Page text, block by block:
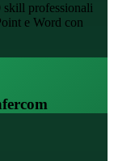
skill professionali
e Word con